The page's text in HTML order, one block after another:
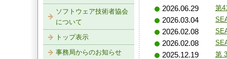
2026.06.29 第
2026.03.04
2026.02.08
2026.02.08
2025.12.19 第
ソフトウェア技術者協会
について
トップ表示
事務局からのお知らせ